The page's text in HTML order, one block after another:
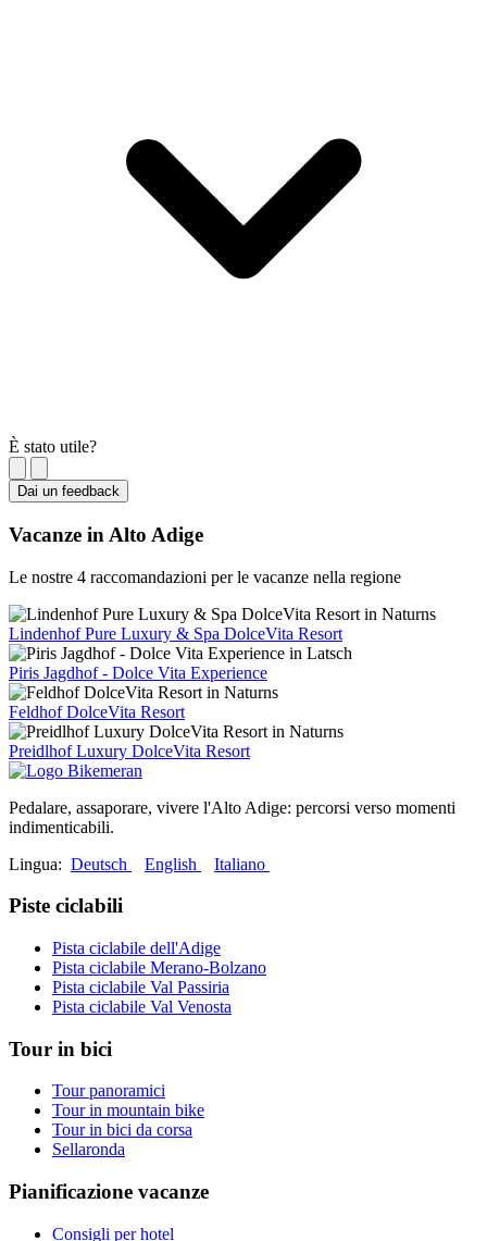
È stato utile?
Dai un feedback
Vacanze in Alto Adige
Le nostre 4 raccomandazioni per le vacanze nella regione
Lindenhof Pure Luxury & Spa DolceVita Resort
Piris Jagdhof - Dolce Vita Experience
Feldhof DolceVita Resort
Preidlhof Luxury DolceVita Resort
Pedalare, assaporare, vivere l'Alto Adige: percorsi verso momenti
indimenticabili.
Lingua: Deutsch English Italiano
Piste ciclabili
Pista ciclabile dell'Adige
Pista ciclabile Merano-Bolzano
Pista ciclabile Val Passiria
Pista ciclabile Val Venosta
Tour in bici
Tour panoramici
Tour in mountain bike
Tour in bici da corsa
Sellaronda
Pianificazione vacanze
Consigli per hotel